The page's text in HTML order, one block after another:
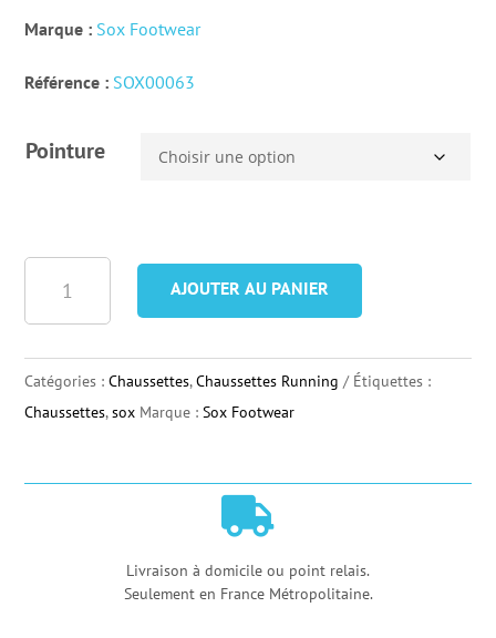
Marque : Sox Footwear
Référence : SOX00063
Pointure
Sox
Footwear
AJOUTER AU PANIER
Catégories :Chaussettes,Chaussettes Running
Étiquettes :
Chaussettes,sox Marque :Sox Footwear

Livraison à domicile ou point relais.
Seulement en France Métropolitaine.